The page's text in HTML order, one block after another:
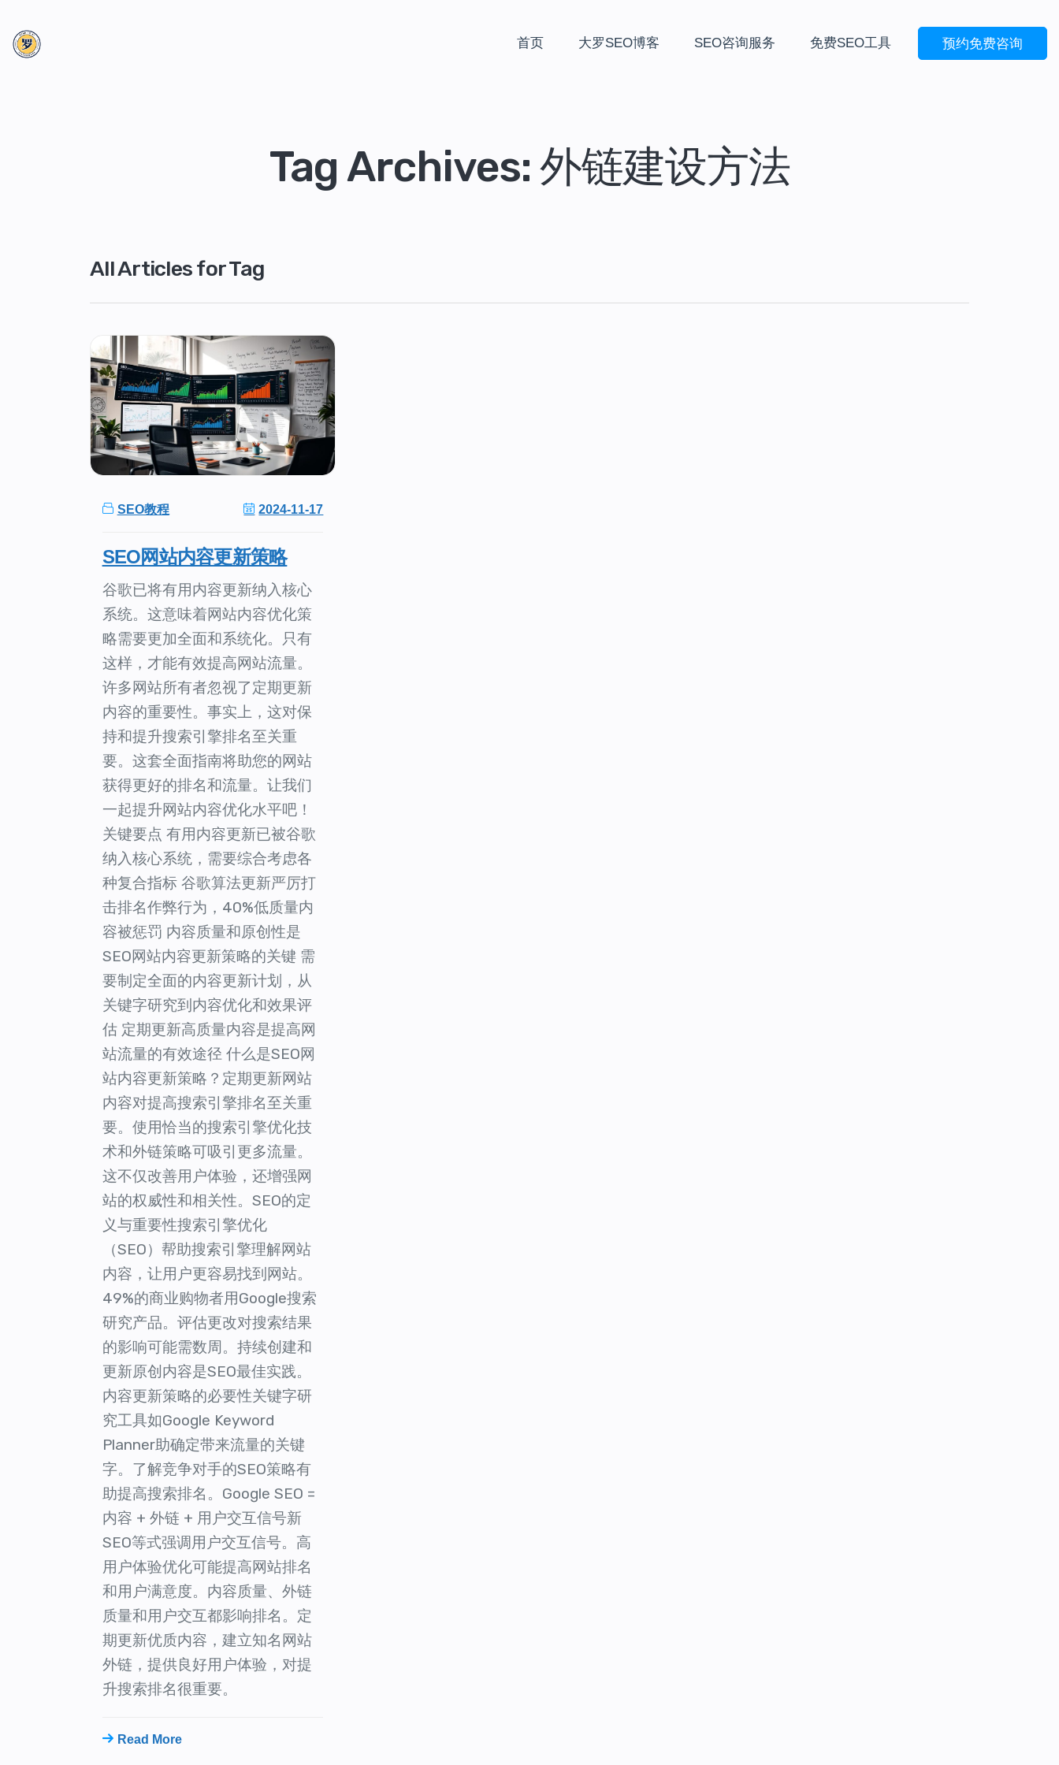
首页 大罗SEO博客 SEO咨询服务 免费SEO工具 预约免费咨询
Tag Archives: 外链建设方法
All Articles for Tag
SEO教程 2024-11-17
SEO网站内容更新策略
谷歌已将有用内容更新纳入核心
系统。这意味着网站内容优化策
略需要更加全面和系统化。只有
这样，才能有效提高网站流量。
许多网站所有者忽视了定期更新
内容的重要性。事实上，这对保
持和提升搜索引擎排名至关重
要。这套全面指南将助您的网站
获得更好的排名和流量。让我们
一起提升网站内容优化水平吧！
关键要点 有用内容更新已被谷歌
纳入核心系统，需要综合考虑各
种复合指标 谷歌算法更新严厉打
击排名作弊行为，40%低质量内
容被惩罚 内容质量和原创性是
SEO网站内容更新策略的关键 需
要制定全面的内容更新计划，从
关键字研究到内容优化和效果评
估 定期更新高质量内容是提高网
站流量的有效途径 什么是SEO网
站内容更新策略？定期更新网站
内容对提高搜索引擎排名至关重
要。使用恰当的搜索引擎优化技
术和外链策略可吸引更多流量。
这不仅改善用户体验，还增强网
站的权威性和相关性。SEO的定
义与重要性搜索引擎优化
（SEO）帮助搜索引擎理解网站
内容，让用户更容易找到网站。
49%的商业购物者用Google搜索
研究产品。评估更改对搜索结果
的影响可能需数周。持续创建和
更新原创内容是SEO最佳实践。
内容更新策略的必要性关键字研
究工具如Google Keyword
Planner助确定带来流量的关键
字。了解竞争对手的SEO策略有
助提高搜索排名。Google SEO =
内容 + 外链 + 用户交互信号新
SEO等式强调用户交互信号。高
用户体验优化可能提高网站排名
和用户满意度。内容质量、外链
质量和用户交互都影响排名。定
期更新优质内容，建立知名网站
外链，提供良好用户体验，对提
升搜索排名很重要。
Read More